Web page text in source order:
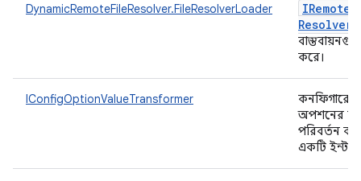
DynamicRemoteFileResolver.FileResolverLoader IRemote
Resolver
করে।
IConfigOptionValueTransformer
অপশনের
পরিবর্তন
একটি